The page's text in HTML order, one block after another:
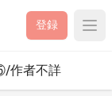
登録
作者不詳